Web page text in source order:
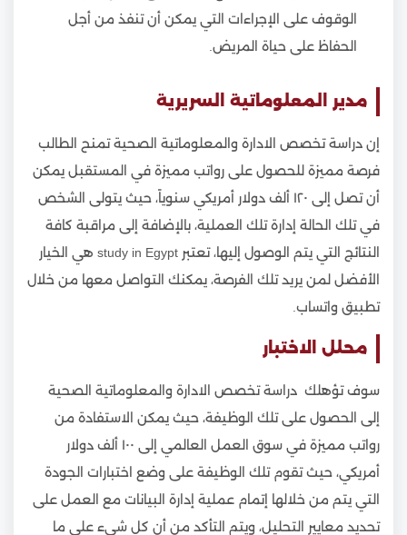
الوقوف على الإجراءات التي يمكن أن تنفذ من أجل
الحفاظ على حياة المريض.
مدير المعلوماتية السريرية
إن دراسة تخصص الادارة والمعلوماتية الصحية تمنح الطالب
فرصة مميزة للحصول على رواتب مميزة في المستقبل يمكن
أن تصل إلى ١٢٠ ألف دولار أمريكي سنوياً، حيث يتولى الشخص
في تلك الحالة إدارة تلك العملية، بالإضافة إلى مراقبة كافة
النتائج التي يتم الوصول إليها، تعتبر study in Egypt هي الخيار
الأفضل لمن يريد تلك الفرصة، يمكنك التواصل معها من خلال
تطبيق واتساب.
محلل الاختبار
سوف تؤهلك دراسة تخصص الادارة والمعلوماتية الصحية
إلى الحصول على تلك الوظيفة، حيث يمكن الاستفادة من
رواتب مميزة في سوق العمل العالمي إلى ١٠٠ ألف دولار
أمريكي، حيث تقوم تلك الوظيفة على وضع اختبارات الجودة
التي يتم من خلالها إتمام عملية إدارة البيانات مع العمل على
تحديد معايير التحليل، ويتم التأكد من أن كل شيء على ما